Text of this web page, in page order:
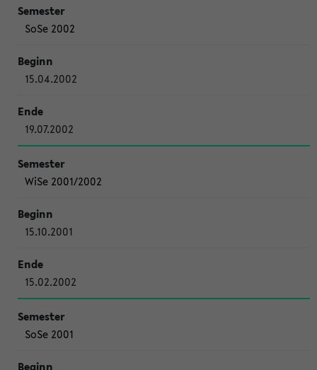
SoSe 2002
15.04.2002
19.07.2002
WiSe 2001/2002
15.10.2001
15.02.2002
SoSe 2001